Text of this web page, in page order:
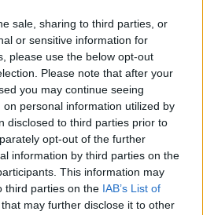
sale, sharing to third parties, or
or sensitive information for
please use the below opt-out
Please note that after your
you may continue seeing
personal information utilized by
disclosed to third parties prior to
opt-out of the further
information by third parties on the
This information may
third parties on the IAB’s List of
that may further disclose it to other
LEGNANO